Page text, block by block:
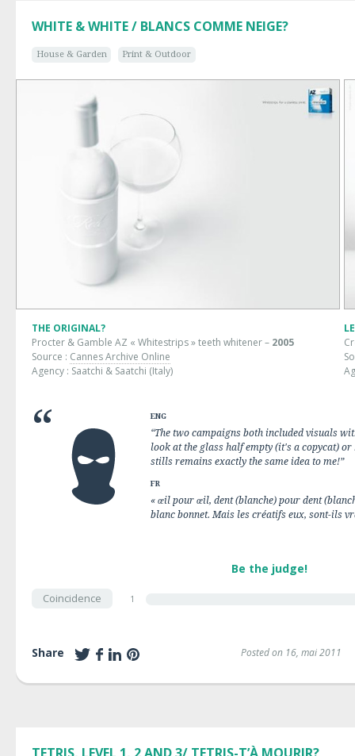
WHITE & WHITE / BLANCS COMME NEIGE?
House & Garden Print & Outdoor
THE ORIGINAL?
Procter & Gamble AZ « Whitestrips » teeth whitener – 2005
Source : Cannes Archive Online
Agency : Saatchi & Saatchi (Italy)
ENG
“The two campaigns both included visuals
look at the glass half empty (it's a copycat)
stills remains exactly the same idea to me!”
FR
« œil pour œil, dent (blanche) pour dent
blanc bonnet. Mais les créatifs eux, sont-ils
Be the judge!
Coincidence 1
Share Posted on 16, mai 2011